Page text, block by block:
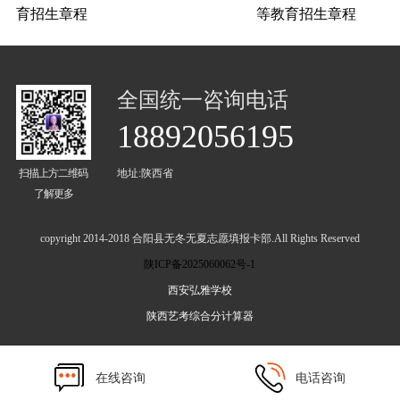
育招生章程 等教育招生章程
扫描上方二维码
了解更多
全国统一咨询电话
18892056195
地址:陕西省
copyright 2014-2018 合阳县无冬无夏志愿填报卡部.All Rights Reserved
陕ICP备2025060062号-1
西安弘雅学校
陕西艺考综合分计算器
在线咨询 电话咨询